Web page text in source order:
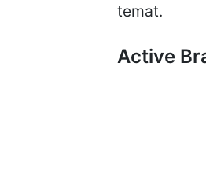
temat.
Active